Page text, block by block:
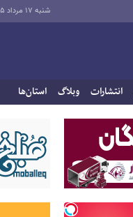
شنبه ۱۷ مرداد ۱۴۰۵
انتشارات وبلاگ استان‌ها